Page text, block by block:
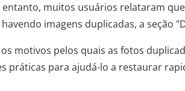
muitos usuários relataram
imagens duplicadas, a seção
motivos pelos quais as fotos
práticas para ajudá-lo a restaurar